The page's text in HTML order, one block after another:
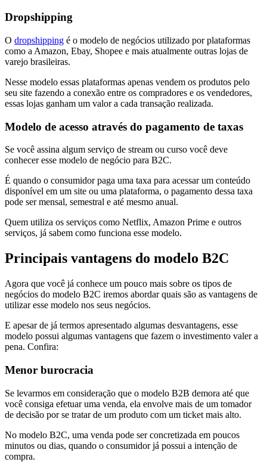
Dropshipping
O dropshipping é o modelo de negócios utilizado por plataformas
como a Amazon, Ebay, Shopee e mais atualmente outras lojas de
varejo brasileiras.
Nesse modelo essas plataformas apenas vendem os produtos pelo
seu site fazendo a conexão entre os compradores e os vendedores,
essas lojas ganham um valor a cada transação realizada.
Modelo de acesso através do pagamento de taxas
Se você assina algum serviço de stream ou curso você deve
conhecer esse modelo de negócio para B2C.
É quando o consumidor paga uma taxa para acessar um conteúdo
disponível em um site ou uma plataforma, o pagamento dessa taxa
pode ser mensal, semestral e até mesmo anual.
Quem utiliza os serviços como Netflix, Amazon Prime e outros
serviços, já sabem como funciona esse modelo.
Principais vantagens do modelo B2C
Agora que você já conhece um pouco mais sobre os tipos de
negócios do modelo B2C iremos abordar quais são as vantagens de
utilizar esse modelo nos seus negócios.
E apesar de já termos apresentado algumas desvantagens, esse
modelo possui algumas vantagens que fazem o investimento valer a
pena. Confira:
Menor burocracia
Se levarmos em consideração que o modelo B2B demora até que
você consiga efetuar uma venda, ela envolve mais de um tomador
de decisão por se tratar de um produto com um ticket mais alto.
No modelo B2C, uma venda pode ser concretizada em poucos
minutos ou dias, quando o consumidor já possui a intenção de
compra.